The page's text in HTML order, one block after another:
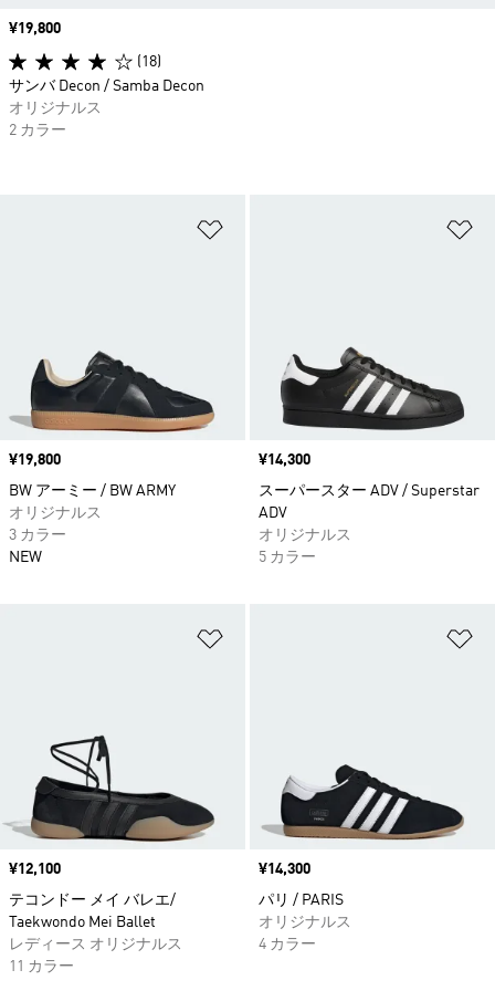
価格
¥19,800
BW アーミー / BW ARMY
オリジナルス
3 カラー
NEW
価格
¥14,300
スーパースター ADV / Superstar
ADV
オリジナルス
5 カラー
価格
¥12,100
テコンドー メイ バレエ/
Taekwondo Mei Ballet
レディース オリジナルス
11 カラー
価格
¥14,300
パリ / PARIS
オリジナルス
4 カラー
価格
¥19,800
(18)
サンバ Decon / Samba Decon
オリジナルス
2 カラー